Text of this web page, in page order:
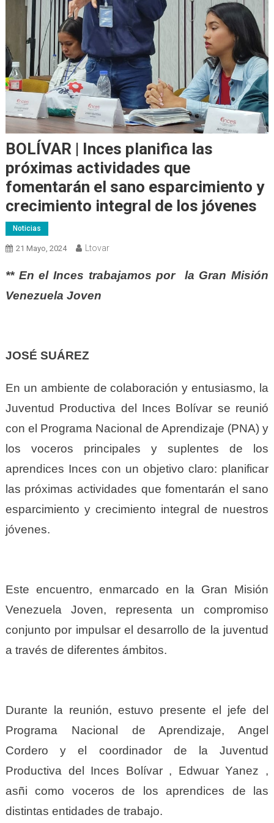
BOLÍVAR | Inces planifica las
próximas actividades que
fomentarán el sano esparcimiento y
crecimiento integral de los jóvenes
Noticias
21 Mayo, 2024 Ltovar
** En el Inces trabajamos por la Gran Misión
Venezuela Joven
JOSÉ SUÁREZ
En un ambiente de colaboración y entusiasmo, la
Juventud Productiva del Inces Bolívar se reunió
con el Programa Nacional de Aprendizaje (PNA) y
los voceros principales y suplentes de los
aprendices Inces con un objetivo claro: planificar
las próximas actividades que fomentarán el sano
esparcimiento y crecimiento integral de nuestros
jóvenes.
Este encuentro, enmarcado en la Gran Misión
Venezuela Joven, representa un compromiso
conjunto por impulsar el desarrollo de la juventud
a través de diferentes ámbitos.
Durante la reunión, estuvo presente el jefe del
Programa Nacional de Aprendizaje, Angel
Cordero y el coordinador de la Juventud
Productiva del Inces Bolívar , Edwuar Yanez ,
asñi como voceros de los aprendices de las
distintas entidades de trabajo.